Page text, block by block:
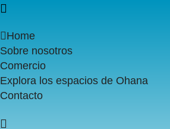
Home
Sobre nosotros
Comercio
Explora los espacios de Ohana
Contacto